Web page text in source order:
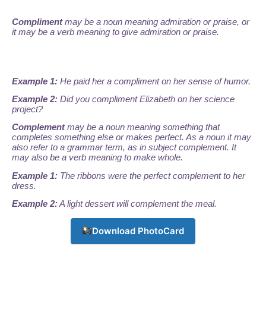
Complimentmay be a noun meaning admiration or praise, or
it may be a verb meaning to give admiration or praise.
Example 1: He paid her a compliment on her sense of humor.
Example 2: Did you compliment Elizabeth on her science
project?
Complementmay be a noun meaning something that
completes something else or makes perfect. As a noun it may
also refer to a grammar term, as in subject complement. It
may also be a verb meaning to make whole.
Example 1: The ribbons were the perfect complement to her
dress.
Example 2:A light dessert will complement the meal.
Download PhotoCard